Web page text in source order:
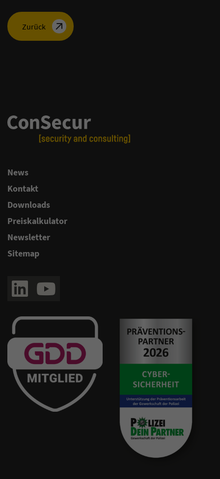
Zurück
News
Kontakt
Downloads
Preiskalkulator
Newsletter
Sitemap